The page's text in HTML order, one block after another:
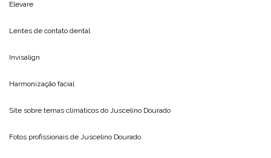
Elevare
Lentes de contato dental
Invisalign
Harmonização facial
Site sobre temas climáticos do Juscelino Dourado
Fotos profissionais de Juscelino Dourado